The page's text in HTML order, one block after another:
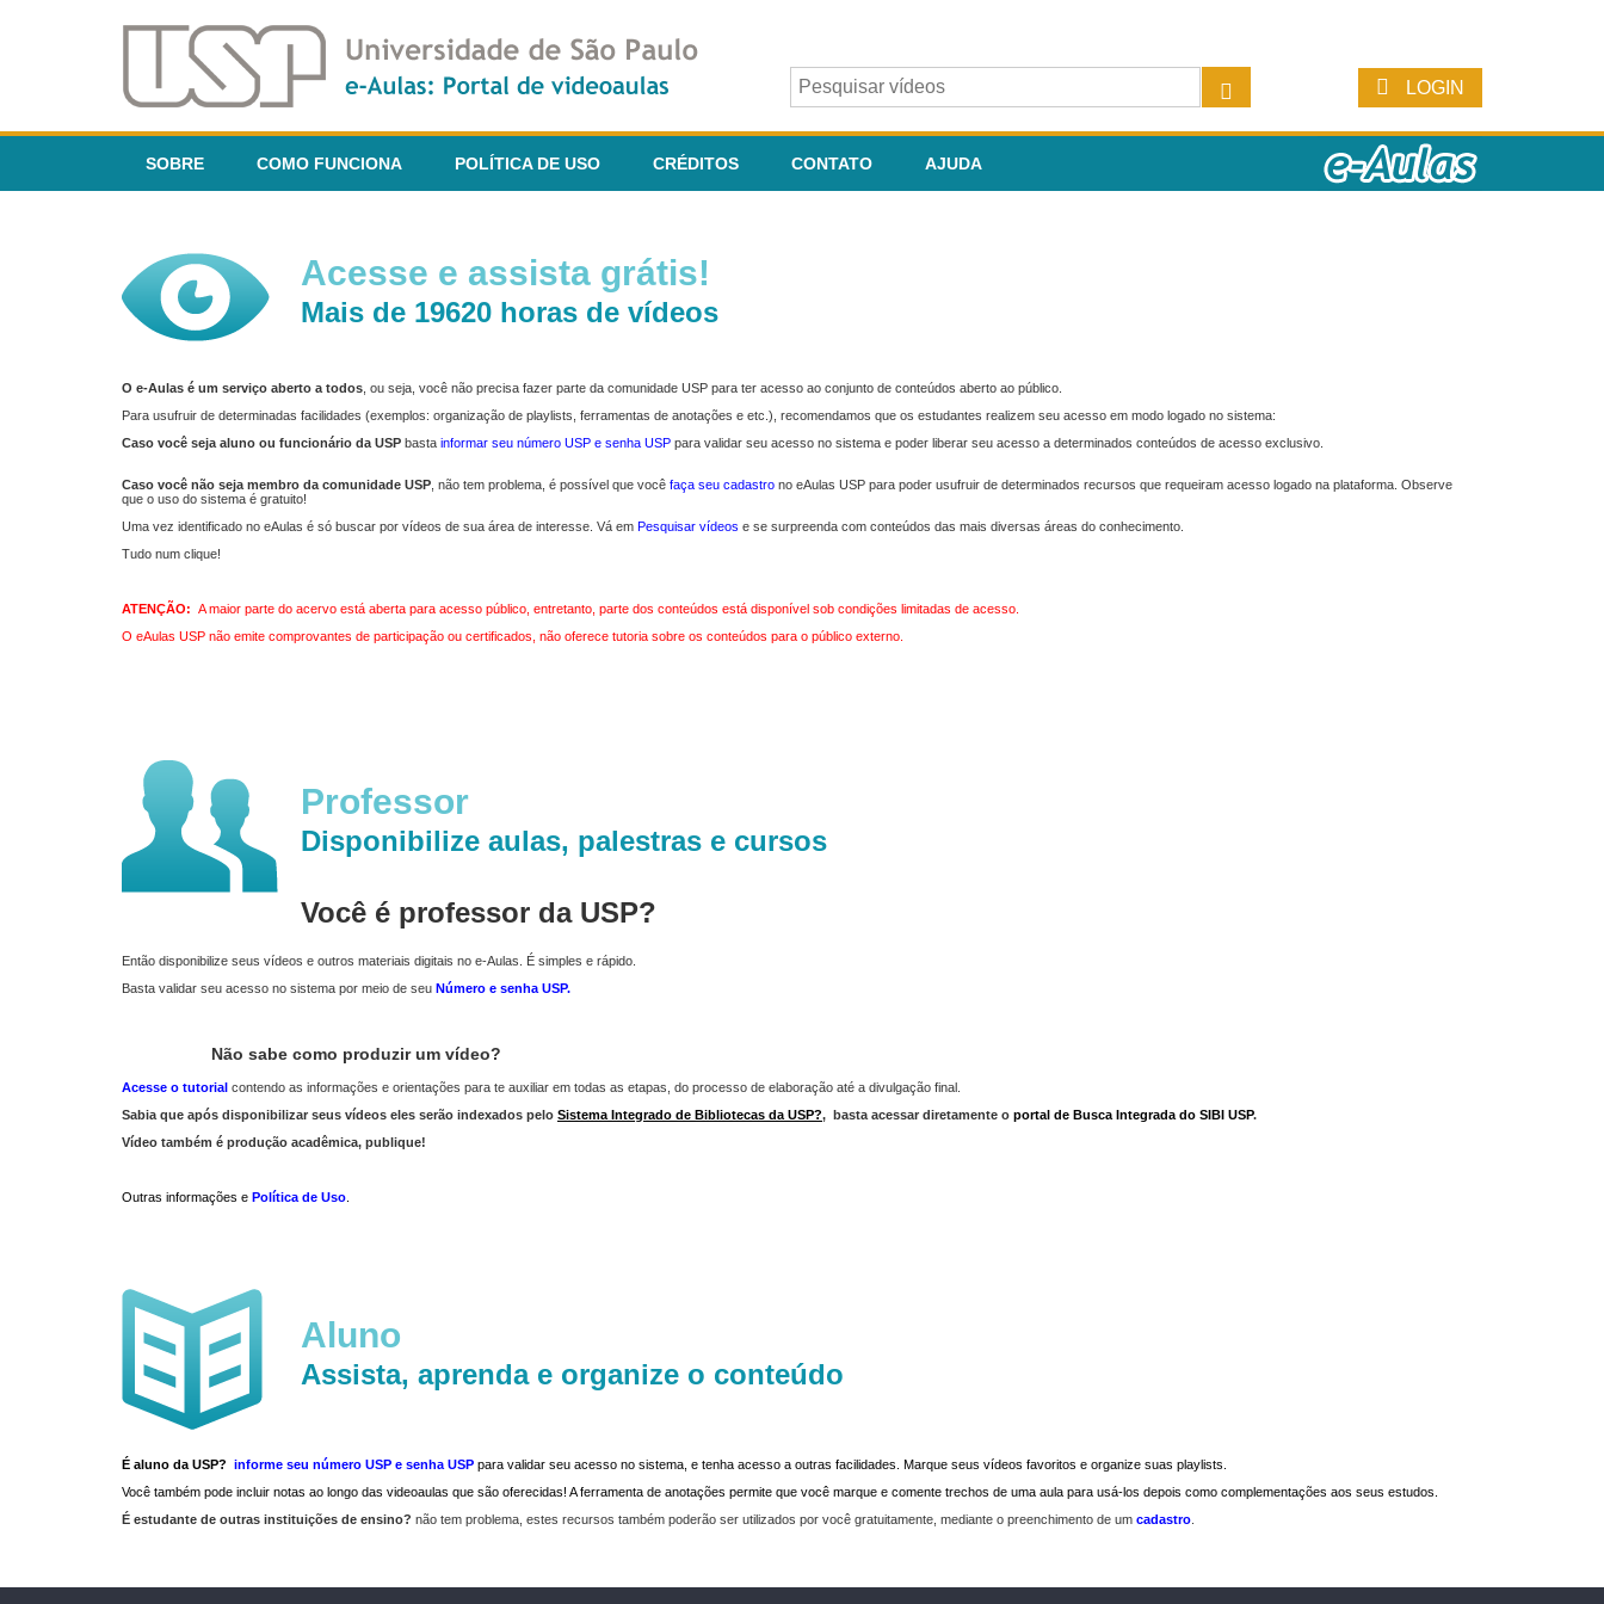
LOGIN
SOBRE COMO FUNCIONA POLÍTICA DE USO CRÉDITOS CONTATO AJUDA
Acesse e assista grátis!
Mais de 19620 horas de vídeos
O e-Aulas é um serviço aberto a todos , ou seja, você não precisa fazer parte da comunidade USP para ter acesso ao conjunto de conteúdos aberto ao público.
Para usufruir de determinadas facilidades (exemplos: organização de playlists, ferramentas de anotações e etc.), recomendamos que os estudantes realizem seu acesso em modo logado no sistema:
Caso você seja aluno ou funcionário da USP basta informar seu número USP e senha USP para validar seu acesso no sistema e poder liberar seu acesso a determinados conteúdos de acesso exclusivo.
Caso você não seja membro da comunidade USP , não tem problema, é possível que você faça seu cadastro no eAulas USP para poder usufruir de determinados recursos que requeiram acesso logado na plataforma. Observe
que o uso do sistema é gratuito!
Uma vez identificado no eAulas é só buscar por vídeos de sua área de interesse. Vá em Pesquisar vídeos e se surpreenda com conteúdos das mais diversas áreas do conhecimento.
Tudo num clique!
ATENÇÃO: A maior parte do acervo está aberta para acesso público, entretanto, parte dos conteúdos está disponível sob condições limitadas de acesso.
O eAulas USP não emite comprovantes de participação ou certificados, não oferece tutoria sobre os conteúdos para o público externo.
Professor
Disponibilize aulas, palestras e cursos
Você é professor da USP?
Então disponibilize seus vídeos e outros materiais digitais no e-Aulas. É simples e rápido.
Basta validar seu acesso no sistema por meio de seu Número e senha USP.
Não sabe como produzir um vídeo?
Acesse o tutorial contendo as informações e orientações para te auxiliar em todas as etapas, do processo de elaboração até a divulgação final.
Sabia que após disponibilizar seus vídeos eles serão indexados pelo Sistema Integrado de Bibliotecas da USP?, basta acessar diretamente o portal de Busca Integrada do SIBI USP.
Vídeo também é produção acadêmica, publique!
Outras informações e Política de Uso
Aluno
Assista, aprenda e organize o conteúdo
É aluno da USP? informe seu número USP e senha USP para validar seu acesso no sistema, e tenha acesso a outras facilidades. Marque seus vídeos favoritos e organize suas playlists.
Você também pode incluir notas ao longo das videoaulas que são oferecidas! A ferramenta de anotações permite que você marque e comente trechos de uma aula para usá-los depois como complementações aos seus estudos.
É estudante de outras instituições de ensino? não tem problema, estes recursos também poderão ser utilizados por você gratuitamente, mediante o preenchimento de um cadastro